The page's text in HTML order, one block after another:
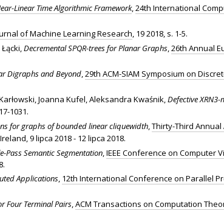
Linear Time Algorithmic Framework, 24th International
of Machine Learning Research , 19 2018, s. 1-5.
Decremental SPQR-trees for Planar Graphs 26th Annual
Digraphs and Beyond 29th ACM-SIAM Symposium on
Joanna Kufel, Aleksandra Kwaśnik, Defective
1031.
for graphs of bounded linear cliquewidth Thirty-Third Annual
9 lipca 2018 - 12 lipca 2018.
Pass Semantic Segmentation IEEE Conference on Computer
Applications 12th International Conference on Parallel
Four Terminal Pairs ACM Transactions on Computation